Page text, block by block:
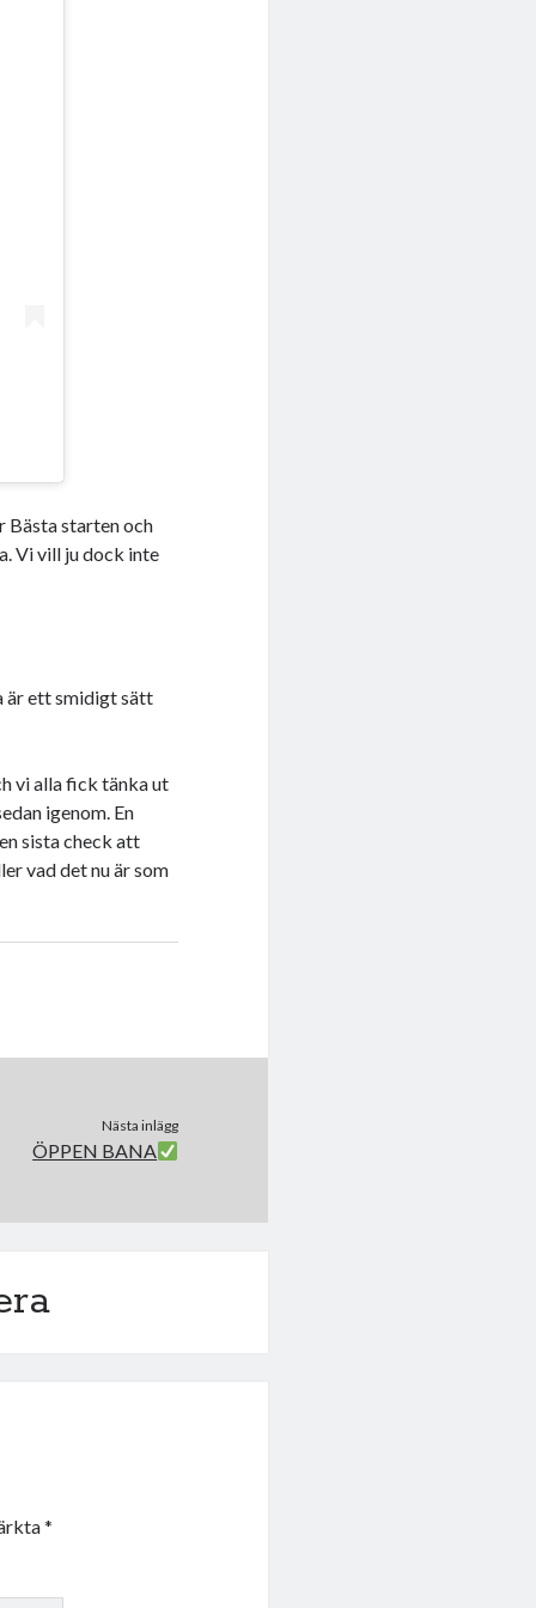
Bästa starten och
Vi vill ju dock inte
är ett smidigt sätt
vi alla fick tänka ut
igenom. En
sista check att
vad det nu är som
Nästa inlägg
ÖPPEN BANA
*